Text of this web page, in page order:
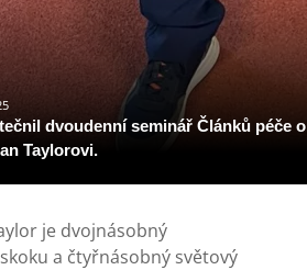
dvoudenní seminář Článků
Taylorovi.
je dvojnásobný
a čtyřnásobný světový